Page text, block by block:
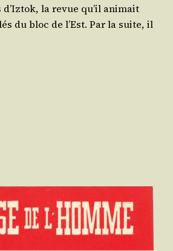
la revue qu’il ani­mait
du bloc de l’Est. Par la suite, il